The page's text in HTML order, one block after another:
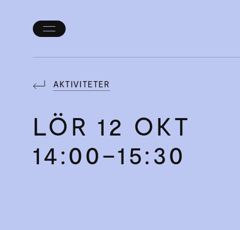
Öppna/stäng
AKTIVITETER
LÖR 12 OKT
14:00–15:30